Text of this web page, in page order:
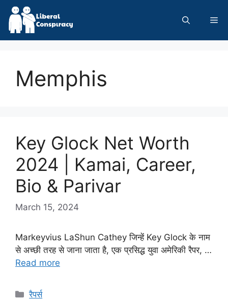
Skip
content
Memphis
Key Glock Net Worth
2024 | Kamai, Career,
Bio & Parivar
March 15, 2024
Markeyvius LaShun Cathey जिन्हें Key Glock के नाम
से अच्छी तरह से जाना जाता है, एक प्रसिद्ध युवा अमेरिकी रैपर, …
Read more
Categories
रैपर्स